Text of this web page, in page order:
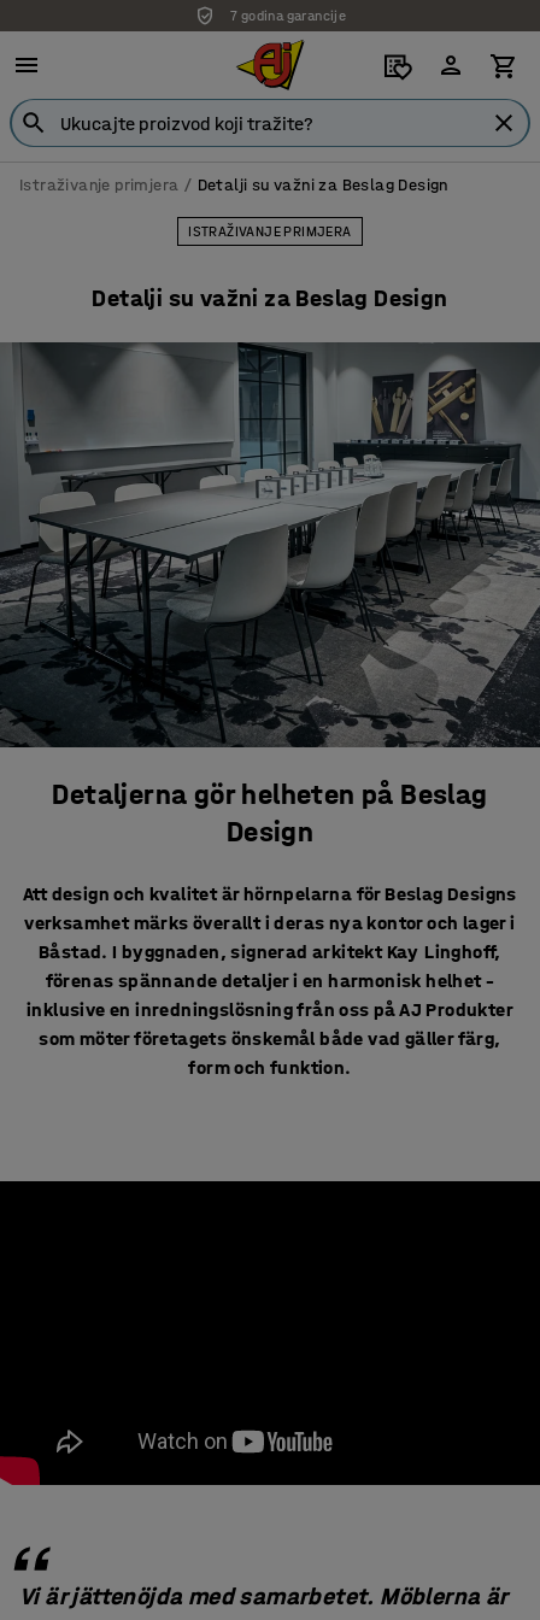
Isporuka po dogovoru
Istraživanje primjera Detalji su važni za Beslag Design
ISTRAŽIVANJE PRIMJERA
Detalji su važni za Beslag Design
Detaljerna gör helheten på Beslag
Design
Att design och kvalitet är hörnpelarna för Beslag Designs
verksamhet märks överallt i deras nya kontor och lager i
Båstad. I byggnaden, signerad arkitekt Kay Linghoff,
förenas spännande detaljer i en harmonisk helhet –
inklusive en inredningslösning från oss på AJ Produkter
som möter företagets önskemål både vad gäller färg,
form och funktion.
Vi är jättenöjda med samarbetet. Möblerna är